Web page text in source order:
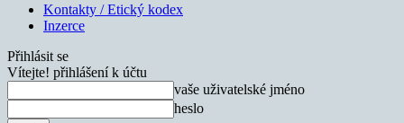
Kontakty / Etický kodex
Inzerce
Přihlásit se
Vítejte! přihlášení k účtu
vaše uživatelské jméno
heslo